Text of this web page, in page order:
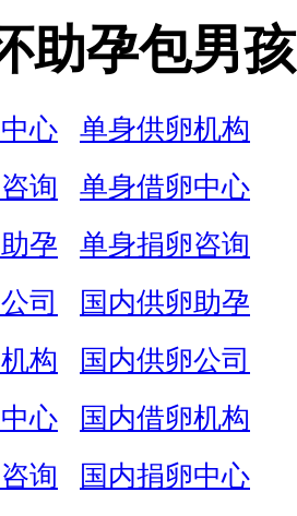
助孕包男孩
心
单身供卵机构
询
单身借卵中心
孕
单身捐卵咨询
司
国内供卵助孕
构
国内供卵公司
心
国内借卵机构
询
国内捐卵中心